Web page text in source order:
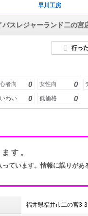
早川工房
パスレジャーランド二の宮
行った
者向 0 女性向 0
わい 0 低価格 0
す。
っています。情報に誤りがあ
福井県福井市二の宮3-